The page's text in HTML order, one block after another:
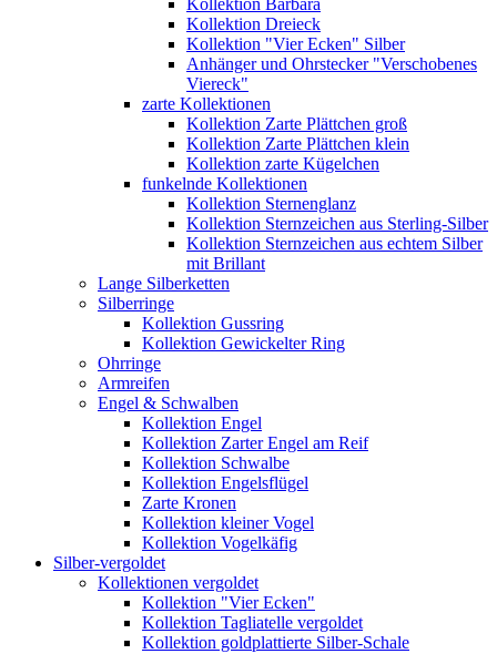
Kollektion Barbara
Kollektion Dreieck
Kollektion "Vier Ecken" Silber
Anhänger und Ohrstecker "Verschobenes
Viereck"
zarte Kollektionen
Kollektion Zarte Plättchen groß
Kollektion Zarte Plättchen klein
Kollektion zarte Kügelchen
funkelnde Kollektionen
Kollektion Sternenglanz
Kollektion Sternzeichen aus Sterling-Silber
Kollektion Sternzeichen aus echtem Silber
mit Brillant
Lange Silberketten
Silberringe
Kollektion Gussring
Kollektion Gewickelter Ring
Ohrringe
Armreifen
Engel & Schwalben
Kollektion Engel
Kollektion Zarter Engel am Reif
Kollektion Schwalbe
Kollektion Engelsflügel
Zarte Kronen
Kollektion kleiner Vogel
Kollektion Vogelkäfig
Silber-vergoldet
Kollektionen vergoldet
Kollektion "Vier Ecken"
Kollektion Tagliatelle vergoldet
Kollektion goldplattierte Silber-Schale